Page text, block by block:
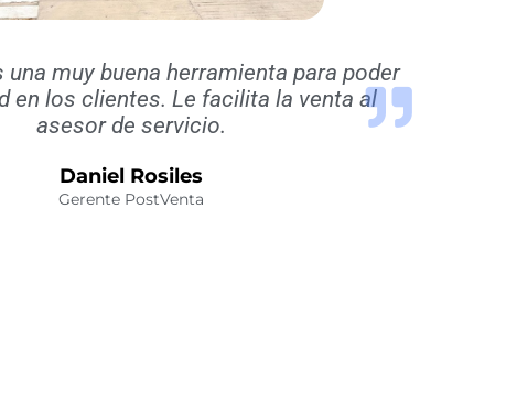
una muy buena herramienta para poder
en los clientes. Le facilita la venta al
asesor de servicio.
Daniel Rosiles
Gerente PostVenta